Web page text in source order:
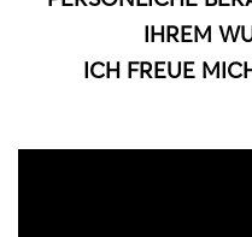
IHREM
ICH FREUE